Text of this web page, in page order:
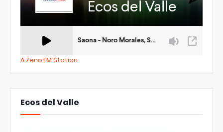
A Zeno.FM Station
Ecos del Valle